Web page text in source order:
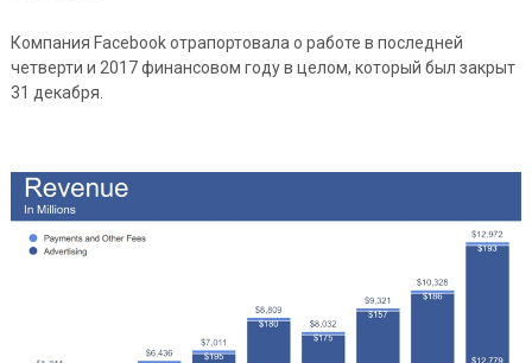
Компания Facebook отрапортовала о работе в последней
четверти и 2017 финансовом году в целом, который был закрыт
31 декабря.